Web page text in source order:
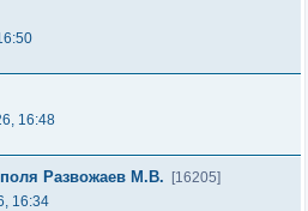
16:48
Развожаев М.В.
[16205]
16:34